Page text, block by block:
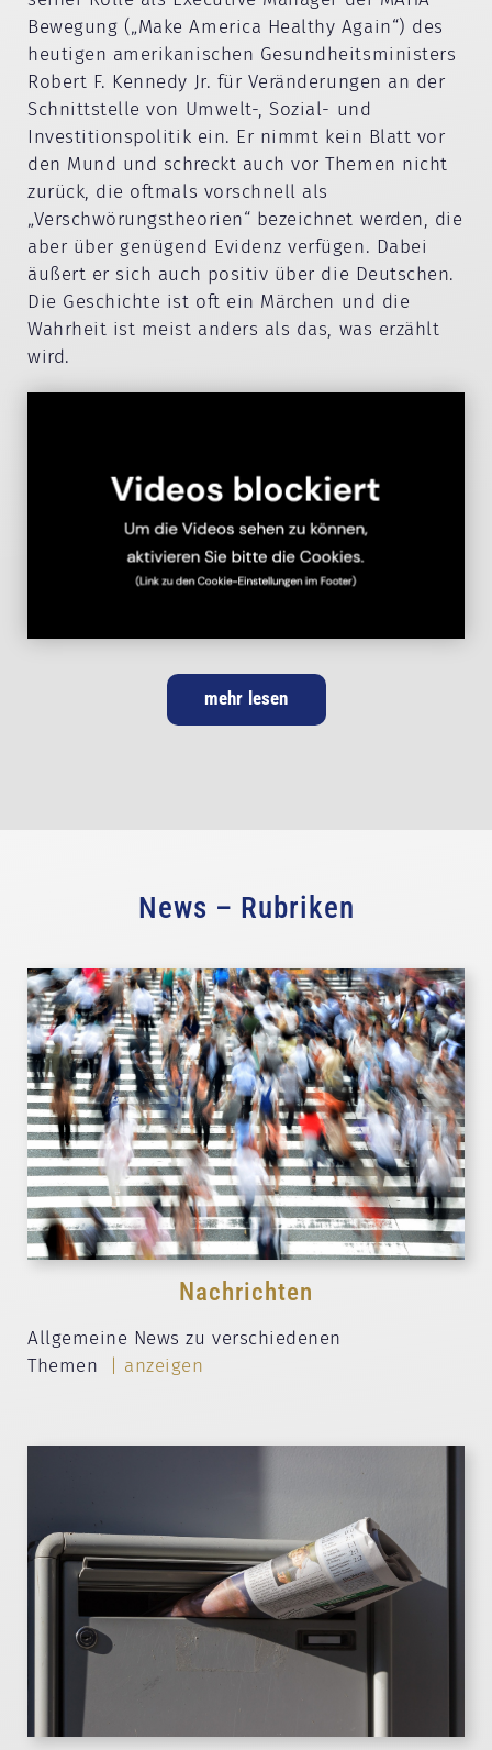
Bewegung („Make America Healthy Again“) des
heutigen amerikanischen Gesundheitsministers
Robert F. Kennedy Jr. für Veränderungen an der
Schnittstelle von Umwelt-, Sozial- und
Investitionspolitik ein. Er nimmt kein Blatt vor
den Mund und schreckt auch vor Themen nicht
zurück, die oftmals vorschnell als
„Verschwörungstheorien“ bezeichnet werden, die
aber über genügend Evidenz verfügen. Dabei
äußert er sich auch positiv über die Deutschen.
Die Geschichte ist oft ein Märchen und die
Wahrheit ist meist anders als das, was erzählt
wird.
mehr lesen
News – Rubriken
Nachrichten
Allgemeine News zu verschiedenen
Themen
| anzeigen